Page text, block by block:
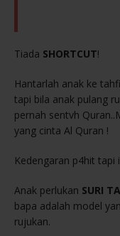
Tiada SHORTCUT!
Hantarlah anak ke
tapi bila anak pulang
pernah sentvh
yang cinta Al Quran !
Kedengaran p4hit tapi
Anak perlukan SURI
bapa adalah model
rujukan.